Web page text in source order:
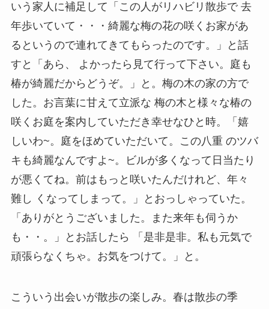
いう家人に補足して「この人がリハビリ散歩で 去
年歩いていて・・・綺麗な梅の花の咲くお家があ
るというので連れてきてもらったのです。」と話
すと「あら、 よかったら見て行って下さい。庭も
椿が綺麗だからどうぞ。」と。梅の木の家の方で
した。お言葉に甘えて立派な 梅の木と様々な椿の
咲くお庭を案内していただき幸せなひと時。「嬉
しいわ~。庭をほめていただいて。この八重 のツバ
キも綺麗なんですよ~。ビルが多くなって日当たり
が悪くてね。前はもっと咲いたんだけれど、年々
難し くなってしまって。」とおっしゃっていた。
「ありがとうございました。また来年も伺うか
も・・。」とお話したら 「是非是非。私も元気で
頑張らなくちゃ。お気をつけて。」と。
こういう出会いが散歩の楽しみ。春は散歩の季